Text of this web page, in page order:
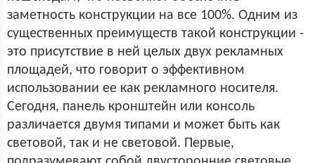
заметность конструкции на все 100%. Одним из
существенных преимуществ такой конструкции -
это присутствие в ней целых двух рекламных
площадей, что говорит о эффективном
использовании ее как рекламного носителя.
Сегодня, панель кронштейн или консоль
различается двумя типами и может быть как
световой, так и не световой. Первые,